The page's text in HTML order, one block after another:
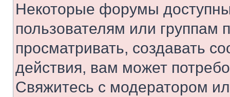
Некоторые форумы
пользователям или группам
просматривать, создавать
действия, вам может
Свяжитесь с модератором